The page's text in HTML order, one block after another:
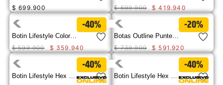
$ 699.900
$ 699.900 $ 419.940
-40%
Botin Lifestyle Colorado 2.0 Tractor Hombre
$ 599.900 $ 359 .940
-20%
$ 739.900 $ 591 .920
-40% -40%